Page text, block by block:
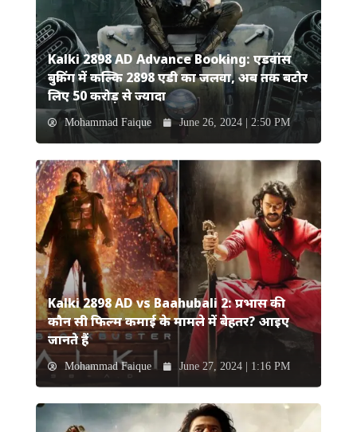
Kalki 2898 AD Advance Booking: एडवांस
बुकिंग में कल्कि 2898 एडी का जलवा, अब तक बटोर
लिए 50 करोड़ से ज्यादा
Mohammad Faique June 26, 2024 | 2:50 PM
Kalki 2898 AD vs Baahubali 2: प्रभास की
कौन सी फिल्म कमाई के मामले में बेहतर? आइए
जानते हैं
Mohammad Faique June 27, 2024 | 1:16 PM